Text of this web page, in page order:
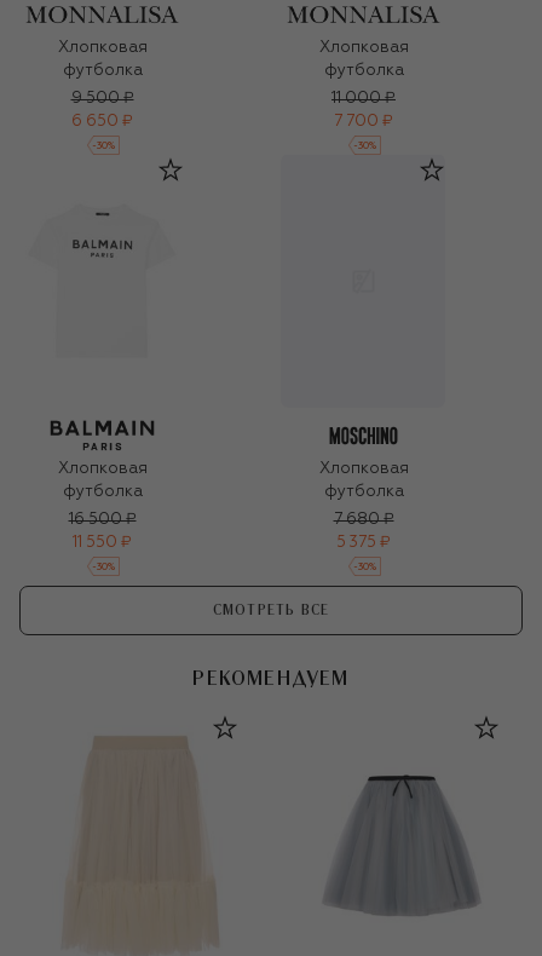
Хлопковая
футболка
9 500 ₽
6 650 ₽
-30%
Хлопковая
футболка
11 000 ₽
7 700 ₽
-30%
Хлопковая
футболка
16 500 ₽
11 550 ₽
-30%
Хлопковая
футболка
7 680 ₽
5 375 ₽
-30%
СМОТРЕТЬ ВСЕ
РЕКОМЕНДУЕМ